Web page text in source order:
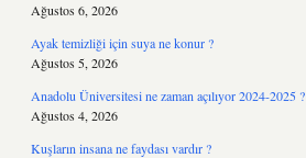
Ağustos 6, 2026
Ayak temizliği için suya ne konur ?
Ağustos 5, 2026
Anadolu Üniversitesi ne zaman açılıyor 2024-2025 ?
Ağustos 4, 2026
Kuşların insana ne faydası vardır ?